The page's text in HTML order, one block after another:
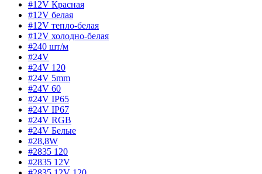
#12V Красная
#12V белая
#12V тепло-белая
#12V холодно-белая
#240 шт/м
#24V
#24V 120
#24V 5mm
#24V 60
#24V IP65
#24V IP67
#24V RGB
#24V Белые
#28,8W
#2835 120
#2835 12V